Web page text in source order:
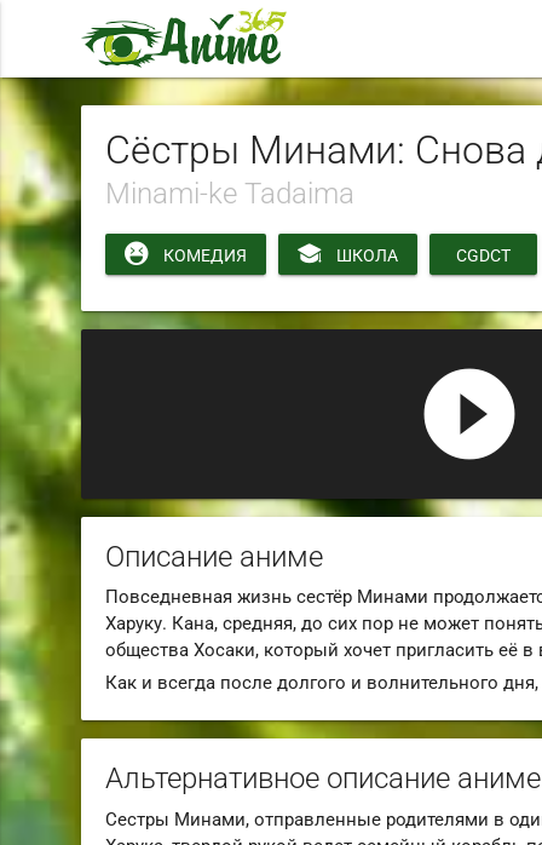
Сёстры Минами: Снова
Minami-ke Tadaima
КОМЕДИЯ ШКОЛА CGDCT
play_circle_filled
Описание аниме
Повседневная жизнь сестёр Минами
Харуку. Кана, средняя, до сих пор не может
общества Хосаки, который хочет пригласить её
Как и всегда после долгого и волнительного
Альтернативное описание аниме
Сестры Минами, отправленные родителями в